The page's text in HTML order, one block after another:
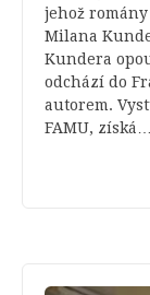
jehož
Milana
Kundera
odchází do
autorem.
FAMU, získá…